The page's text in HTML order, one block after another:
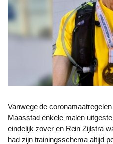
Vanwege de coronamaatregelen werd het evenement in de
Maasstad enkele malen
eindelijk zover en Rein Zijlstra
had zijn trainingsschema altijd